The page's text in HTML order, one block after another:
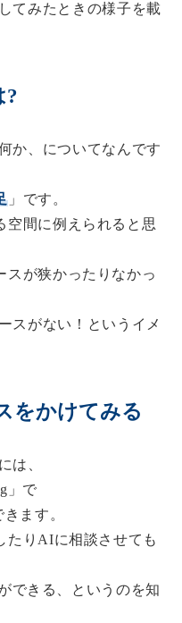
てみたときの様子を載
?
か、についてなんです
」です。
空間に例えられると思
スが狭かったりなかっ
スがない！というイメ
をかけてみる
は、
」で
ます。
たりAIに相談させても
できる、というのを知